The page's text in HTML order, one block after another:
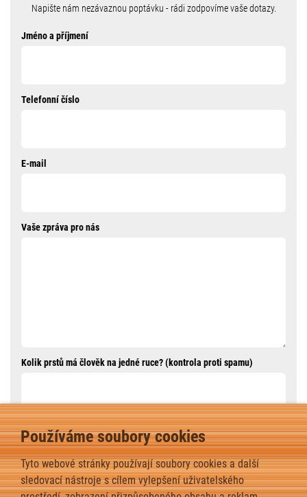
Používáme soubory cookies
Tyto webové stránky používají soubory cookies a další
sledovací nástroje s cílem vylepšení uživatelského
Napište nám nezávaznou poptávku - rádi zodpovíme vaše dotazy.
Jméno a příjmení
Telefonní číslo
E-mail
Vaše zpráva pro nás
Kolik prstů má člověk na jedné ruce? (kontrola proti spamu)
ODESLAT ZPRÁVU